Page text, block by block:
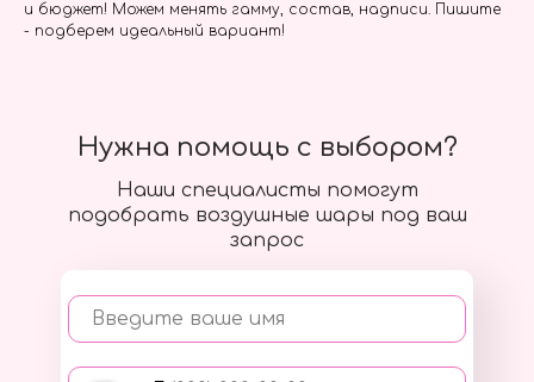
и бюджет! Можем менять гамму, состав, надписи. Пишите
- подберем идеальный вариант!
Наши специалисты помогут
подобрать воздушные шары под ваш
запрос
Введите ваше имя
Нужна помощь с выбором?